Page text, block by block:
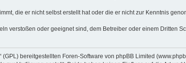
die er nicht selbst erstellt hat oder die er nicht zur Kenntnis
verstoßen oder geeignet sind, dem Betreiber oder einem Dritten
“ (GPL) bereitgestellten Foren-Software von phpBB Limited